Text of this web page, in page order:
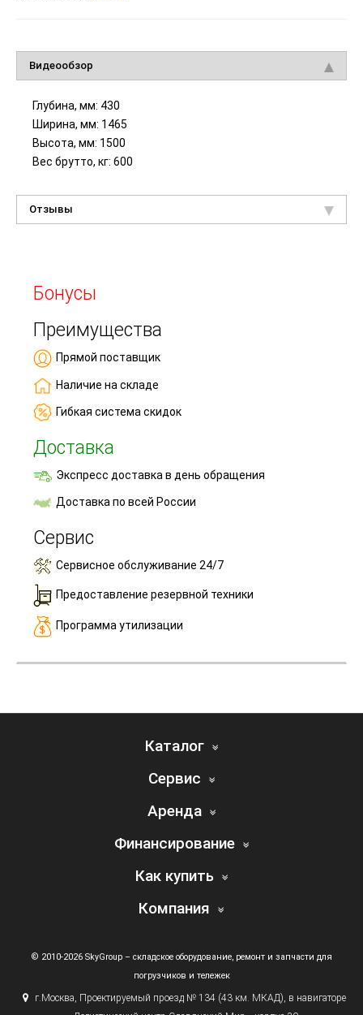
Видеообзор
Глубина, мм: 430
Ширина, мм: 1465
Высота, мм: 1500
Вес брутто, кг: 600
Отзывы
Бонусы
Преимущества
Прямой поставщик
Наличие на складе
Гибкая система скидок
Доставка
Экспресс доставка в день обращения
Доставка по всей России
Сервис
Сервисное обслуживание 24/7
Предоставление резервной техники
Программа утилизации
Каталог
Сервис
Аренда
Финансирование
Как купить
Компания
© 2010-2026 SkyGroup – складское оборудование, ремонт и запчасти для
погрузчиков и тележек
г. Москва, Проектируемый проезд № 134 (43км. МКАД), в навигаторе